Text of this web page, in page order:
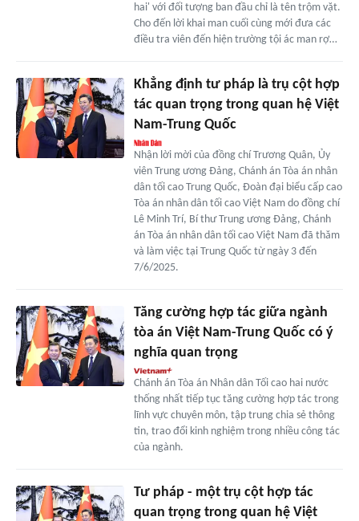
hai' với đối tượng ban đầu chỉ là tên trộm vặt.
Cho đến lời khai man cuối cùng mới đưa các
điều tra viên đến hiện trường tội ác man rợ…
Khẳng định tư pháp là trụ cột hợp
tác quan trọng trong quan hệ Việt
Nam-Trung Quốc
Nhận lời mời của đồng chí Trương Quân, Ủy
viên Trung ương Đảng, Chánh án Tòa án nhân
dân tối cao Trung Quốc, Đoàn đại biểu cấp cao
Tòa án nhân dân tối cao Việt Nam do đồng chí
Lê Minh Trí, Bí thư Trung ương Đảng, Chánh
án Tòa án nhân dân tối cao Việt Nam đã thăm
và làm việc tại Trung Quốc từ ngày 3 đến
7/6/2025.
Tăng cường hợp tác giữa ngành
tòa án Việt Nam-Trung Quốc có ý
nghĩa quan trọng
Chánh án Tòa án Nhân dân Tối cao hai nước
thống nhất tiếp tục tăng cường hợp tác trong
lĩnh vực chuyên môn, tập trung chia sẻ thông
tin, trao đổi kinh nghiệm trong nhiều công tác
của ngành.
Tư pháp - một trụ cột hợp tác
quan trọng trong quan hệ Việt